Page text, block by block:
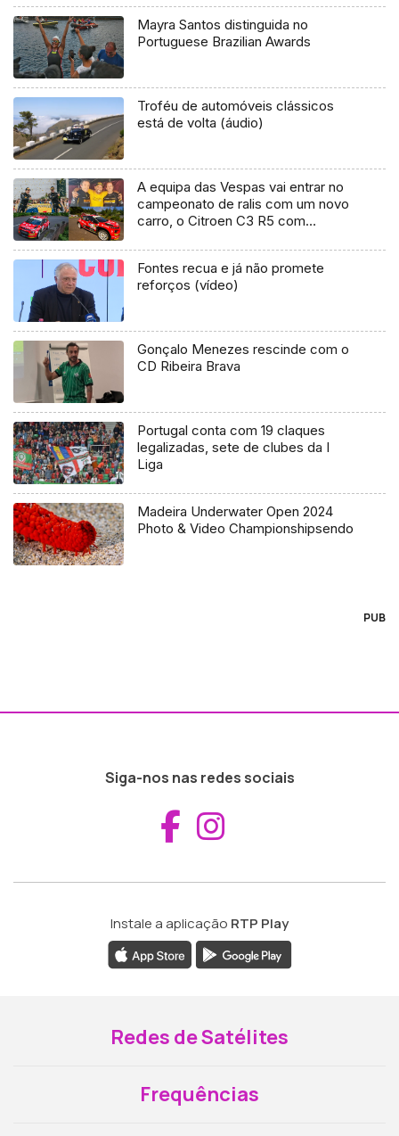
Mayra Santos distinguida no
Portuguese Brazilian Awards
Troféu de automóveis clássicos
está de volta (áudio)
A equipa das Vespas vai entrar no
campeonato de ralis com um novo
carro, o Citroen C3 R5 com
Calado
Fontes recua e já não promete
reforços (vídeo)
Gonçalo Menezes rescinde com o
CD Ribeira Brava
Portugal conta com 19 claques
legalizadas, sete de clubes da I
Liga
Madeira Underwater Open 2024
Photo & Video Championshipsendo
PUB
Siga-nos nas redes sociais
Aceder ao
Instale a aplicação RTP Play
Redes de Satélites
Frequências